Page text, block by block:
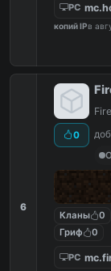
PC
копий IPв
6
0
Кланы 0
Гриф
0
PC